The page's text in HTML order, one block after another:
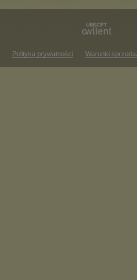
Polityka prywatności Warunki